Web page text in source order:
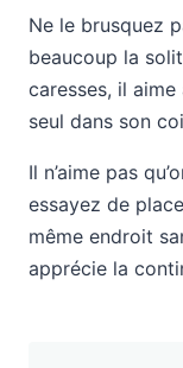
Ne le brusquez
beaucoup la
caresses, il
seul dans son
Il n’aime pas
essayez de
même endroit
apprécie la